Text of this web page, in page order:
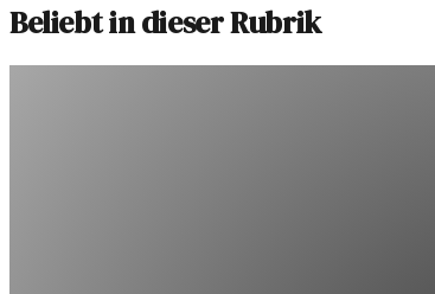
Beliebt in dieser Rubrik